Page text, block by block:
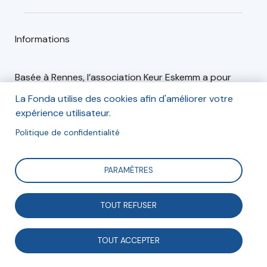
Informations
Basée à Rennes, l’association Keur Eskemm a pour
des jeunes par la valorisation et le développement de
projets.
Articles (1) Événements (0)
Associations et démocratie
La Fonda utilise des cookies afin d'améliorer votre
expérience utilisateur.
Politique de confidentialité
PARAMÈTRES
TOUT REFUSER
TOUT ACCEPTER